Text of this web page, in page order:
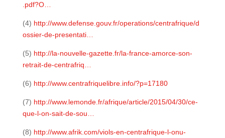
.pdf?O…
(4) http://www.defense.gouv.fr/operations/centrafrique/d
ossier-de-presentati…
(5) http://la-nouvelle-gazette.fr/la-france-amorce-son-
retrait-de-centrafriq…
(6) http://www.centrafriquelibre.info/?p=17180
(7) http://www.lemonde.fr/afrique/article/2015/04/30/ce-
que-l-on-sait-de-sou…
(8) http://www.afrik.com/viols-en-centrafrique-l-onu-